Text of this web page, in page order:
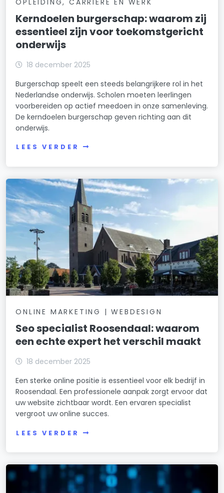
OPLEIDING, CARRIÈRE EN WERK
Kerndoelen burgerschap: waarom zij
essentieel zijn voor toekomstgericht
onderwijs
18 december 2025
Burgerschap speelt een steeds belangrijkere rol in het
Nederlandse onderwijs. Scholen moeten leerlingen
voorbereiden op actief meedoen in onze samenleving.
De kerndoelen burgerschap geven richting aan dit
onderwijs.
LEES VERDER
ONLINE MARKETING | WEBDESIGN
Seo specialist Roosendaal: waarom
een echte expert het verschil maakt
18 december 2025
Een sterke online positie is essentieel voor elk bedrijf in
Roosendaal. Een professionele aanpak zorgt ervoor dat
uw website zichtbaar wordt. Een ervaren specialist
vergroot uw online succes.
LEES VERDER